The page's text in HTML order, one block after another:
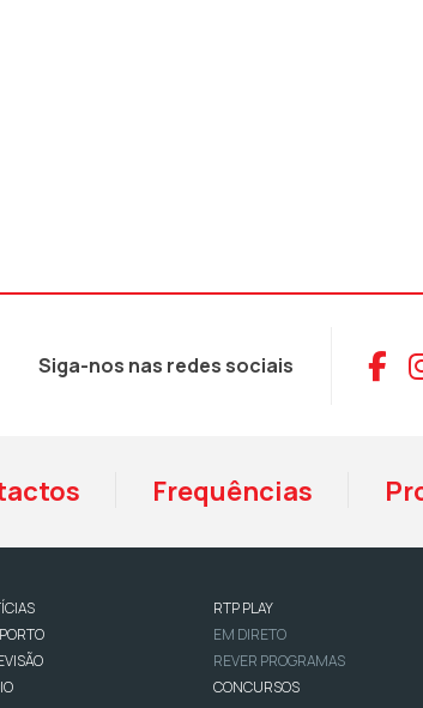
Siga-nos nas redes sociais
Frequências
RTP PLAY
EM DIRETO
REVER PROGRAMAS
CONCURSOS